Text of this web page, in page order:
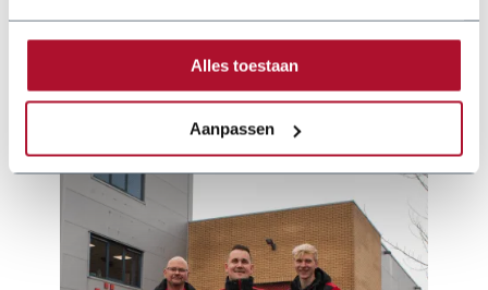
Alles toestaan
Aanpassen
dener-joerg-guillotine-scharen.pdf